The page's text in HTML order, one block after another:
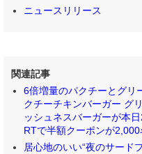
ニュースリリース
関連記事
6倍増量のパクチーとグリ
クチーチキンバーガー グ
ッシュネスバーガーが本
RTで半額クーポンが
居心地のいい“夜のサード